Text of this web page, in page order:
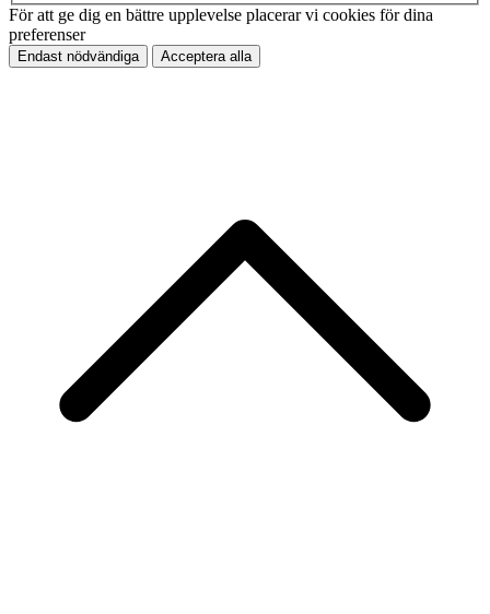
För att ge dig en bättre upplevelse placerar vi cookies för dina
preferenser
Endast nödvändiga Acceptera alla